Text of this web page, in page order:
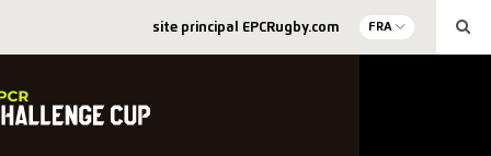
site principal EPCRugby.com FRA